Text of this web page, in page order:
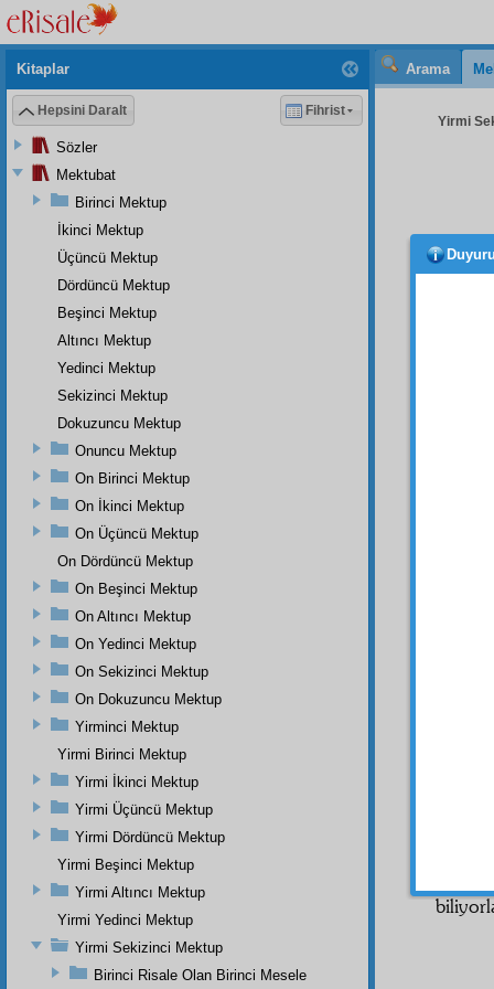
Arama
Yirmi
ve
Bu
Bir
Kitaplar
Hepsini Daralt Fihrist
Sözler
Mektubat
Birinci Mektup
İkinci Mektup
Üçüncü Mektup
Dördüncü Mektup
Beşinci Mektup
Altıncı Mektup
Yedinci Mektup
Sekizinci Mektup
Dokuzuncu Mektup
Onuncu Mektup
On Birinci Mektup
On İkinci Mektup
On Üçüncü Mektup
On Dördüncü Mektup
On Beşinci Mektup
On Altıncı Mektup
On Yedinci Mektup
On Sekizinci Mektup
On Dokuzuncu Mektup
Yirminci Mektup
Yirmi Birinci Mektup
Yirmi İkinci Mektup
Yirmi Üçüncü Mektup
Yirmi Dördüncü Mektup
Yirmi Beşinci Mektup
Yirmi Altıncı Mektup
Yirmi Yedinci Mektup
Yirmi Sekizinci Mektup
Birinci Risale Olan Birinci Mesele
Duyuru